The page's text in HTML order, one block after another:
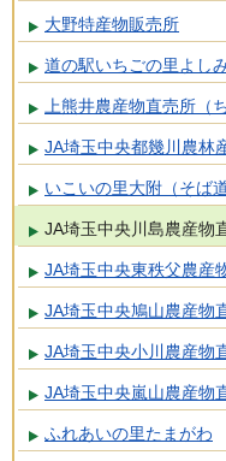
大野特産物販売所
道の駅いちごの里よし
上熊井農産物直売所（
JA埼玉中央都幾川農林
いこいの里大附（そば道
JA埼玉中央川島農産物
JA埼玉中央東秩父農産
JA埼玉中央鳩山農産物
JA埼玉中央小川農産物
JA埼玉中央嵐山農産物
ふれあいの里たまがわ